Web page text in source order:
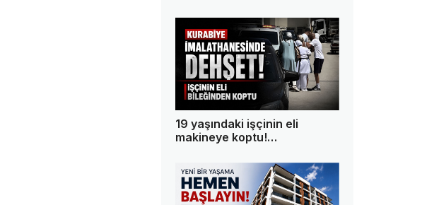
19 yaşındaki işçinin eli
makineye koptu!